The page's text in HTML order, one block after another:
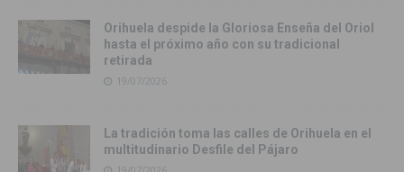
Orihuela despide la Gloriosa Enseña del Oriol
hasta el próximo año con su tradicional
retirada
19/07/2026
La tradición toma las calles de Orihuela en el
multitudinario Desfile del Pájaro